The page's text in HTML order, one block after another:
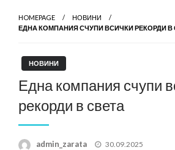
HOMEPAGE
НОВИНИ
ЕДНА КОМПАНИЯ СЧУПИ ВСИЧКИ РЕКОРДИ В
НОВИНИ
Една компания счупи
рекорди в света
admin_zarata
Posted
30.09.2025